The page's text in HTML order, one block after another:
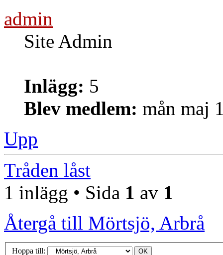
admin
Site Admin
Inlägg: 5
Blev medlem: mån maj
Upp
Tråden låst
1 inlägg • Sida 1 av 1
Återgå till Mörtsjö, Arbrå
Hoppa till: